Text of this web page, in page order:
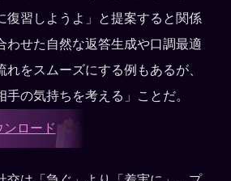
復習しようよ」と提案すると関係
わせた自然な返答生成や口調最適
をスムーズにする例もあるが、
の気持ちを考える」ことだ。
ロード